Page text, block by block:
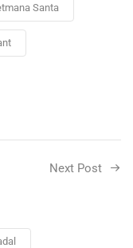
Santa
Next Post